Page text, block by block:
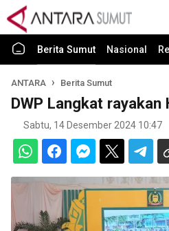
Berita Sumut Nasional
ANTARA Berita Sumut
DWP Langkat rayakan
Sabtu, 14 Desember 2024 10:47